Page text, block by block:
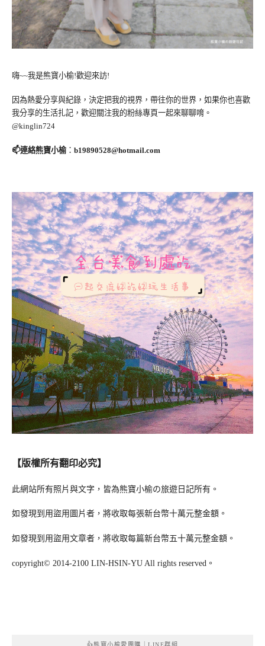
嗨~~我是熊寶小榆!歡迎來訪!
因為熱愛分享與紀錄，決定把我的視界，帶往你的世界，如果你也喜歡
我分享的生活扎記，歡迎關注我的粉絲專頁一起來聊聊唷。
@kinglin724
📫連絡熊寶小榆： b19890528@hotmail.com
【版權所有翻印必究】
此網站所有照片與文字，皆為熊寶小榆の旅遊日記所有。
如發現到用盜用圖片者，將收取每張新台幣十萬元整金額。
如發現到用盜用文章者，將收取每篇新台幣五十萬元整金額。
copyright© 2014-2100 LIN-HSIN-YU All rights reserved。